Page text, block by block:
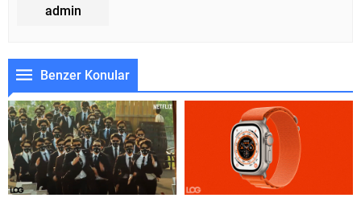
admin
Benzer Konular